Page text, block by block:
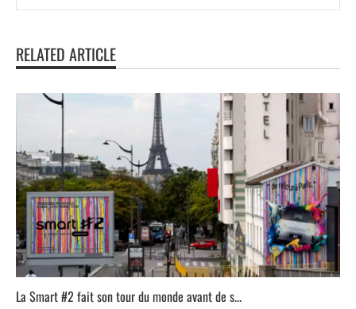
RELATED ARTICLE
La Smart #2 fait son tour du monde avant de s...